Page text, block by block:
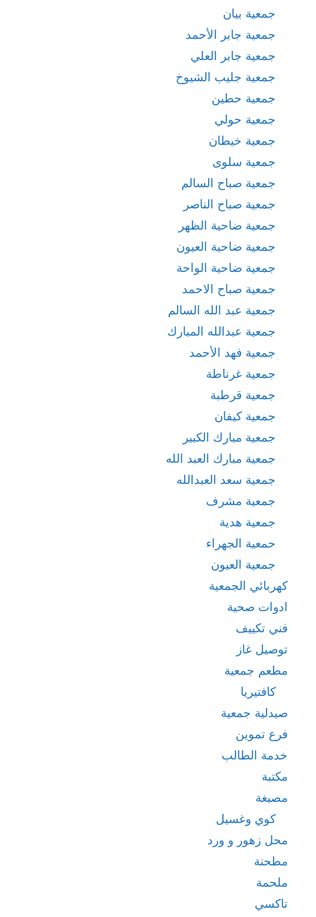
جمعية بيان
جمعية جابر الأحمد
جمعية جابر العلي
جمعية جليب الشيوخ
جمعية حطين
جمعية حولي
جمعية خيطان
جمعية سلوى
جمعية صباح السالم
جمعية صباح الناصر
جمعية ضاحية الظهر
جمعية ضاحية العيون
جمعية ضاحية الواحة
جمعية صباح الاحمد
جمعية عبد الله السالم
جمعية عبدالله المبارك
جمعية فهد الأحمد
جمعية غرناطة
جمعية قرطبة
جمعية كيفان
جمعية مبارك الكبير
جمعية مبارك العبد الله
جمعية سعد العبدالله
جمعية مشرف
جمعية هدية
حمعية الجهراء
جمعية العيون
كهربائي الجمعية
ادوات صحية
فني تكييف
توصيل غاز
مطعم جمعية
كافتيريا
صيدلية جمعية
فرع تموين
خدمة الطالب
مكتبة
مصبغة
كوي وغسيل
محل زهور و ورد
مطحنة
ملحمة
تاكسي